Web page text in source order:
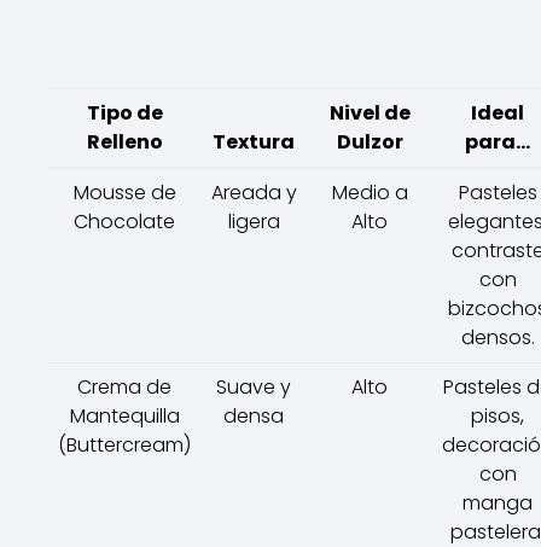
Tipo de
Relleno
Textura
Nivel de
Dulzor
Ideal
para...
Mousse de
Chocolate
Areada y
ligera
Medio a
Alto
Pasteles
con
densos.
Crema de
Mantequilla
(Buttercream)
Suave y
densa
Alto
Pasteles
pisos,
con
manga